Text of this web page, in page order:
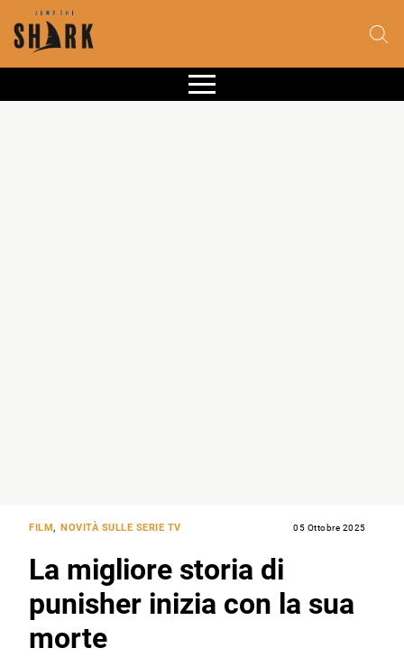
FILM, NOVITÀ SULLE SERIE TV 05 Ottobre 2025
La migliore storia di
punisher inizia con la sua
morte